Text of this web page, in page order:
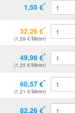
1,55 €*
32,26 €*
(1,29 €/Meter)
49,98 €*
(1,25 €/Meter)
60,57 €*
(1,21 €/Meter)
82,26 €*